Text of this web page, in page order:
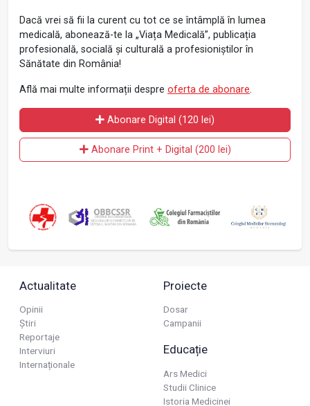
Dacă vrei să fii la curent cu tot ce se întâmplă în lumea
medicală, abonează-te la „Viața Medicală”, publicația
profesională, socială și culturală a profesioniștilor în
Sănătate din România!
Află mai multe informații despre oferta de abonare.
Abonare Digital (120 lei)
Abonare Print + Digital (200 lei)
Actualitate
Opinii
Știri
Reportaje
Interviuri
Internaționale
Proiecte
Dosar
Campanii
Educație
Ars Medici
Studii Clinice
Istoria Medicinei